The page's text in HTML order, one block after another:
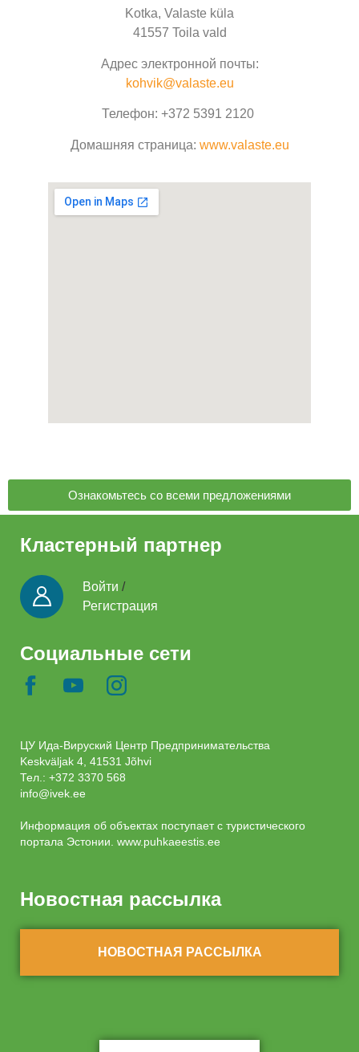
Kotka, Valaste küla
41557 Toila vald
Адрес электронной почты:
kohvik@valaste.eu
Телефон: +372 5391 2120
Домашняя страница: www.valaste.eu
Ознакомьтесь со всеми предложениями
Кластерный партнер
Войти /
Регистрация
Социальные сети
ЦУ Ида-Вируский Центр Предпринимательства
Keskväljak 4, 41531 Jõhvi
Тел.: +372 3370 568
info@ivek.ee
Информация об объектах поступает с туристического
портала Эстонии. www.puhkaeestis.ee
Новостная рассылка
НОВОСТНАЯ РАССЫЛКА